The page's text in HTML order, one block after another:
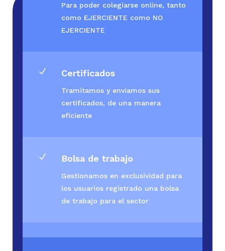
Para poder colegiarse online, tanto
como EJERCIENTE como NO
EJERCIENTE
N Certificados
Tramitamos y enviamos sus
certificados, de una manera
eficiente
N Bolsa de trabajo
Gestionamos en exclusividad para
los usuarios registrado una bolsa
de trabajo para el sector